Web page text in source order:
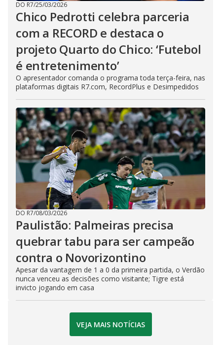
DO R7/25/03/2026
Chico Pedrotti celebra parceria
com a RECORD e destaca o
projeto Quarto do Chico: ‘Futebol
é entretenimento’
O apresentador comanda o programa toda terça-feira, nas
plataformas digitais R7.com, RecordPlus e Desimpedidos
DO R7/08/03/2026
Paulistão: Palmeiras precisa
quebrar tabu para ser campeão
contra o Novorizontino
Apesar da vantagem de 1 a 0 da primeira partida, o Verdão
nunca venceu as decisões como visitante; Tigre está
invicto jogando em casa
VEJA MAIS NOTÍCIAS